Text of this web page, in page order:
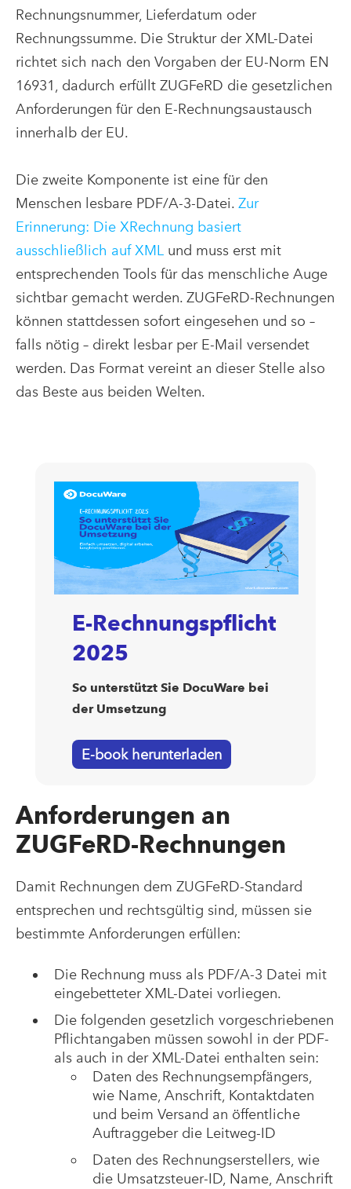
Rechnungsnummer, Lieferdatum oder
Rechnungssumme. Die Struktur der XML-Datei
richtet sich nach den Vorgaben der EU-Norm EN
16931, dadurch erfüllt ZUGFeRD die gesetzlichen
Anforderungen für den E-Rechnungsaustausch
innerhalb der EU.
Die zweite Komponente ist eine für den
Menschen lesbare PDF/A-3-Datei. Zur
Erinnerung: Die XRechnung basiert
ausschließlich auf XML und muss erst mit
entsprechenden Tools für das menschliche Auge
sichtbar gemacht werden. ZUGFeRD-Rechnungen
können stattdessen sofort eingesehen und so –
falls nötig – direkt lesbar per E-Mail versendet
werden. Das Format vereint an dieser Stelle also
das Beste aus beiden Welten.
E-Rechnungspflicht
2025
So unterstützt Sie DocuWare bei
der Umsetzung
E-book herunterladen
Anforderungen an
ZUGFeRD-Rechnungen
Damit Rechnungen dem ZUGFeRD-Standard
entsprechen und rechtsgültig sind, müssen sie
bestimmte Anforderungen erfüllen:
Die Rechnung muss als PDF/A-3 Datei mit
eingebetteter XML-Datei vorliegen.
Die folgenden gesetzlich vorgeschriebenen
Pflichtangaben müssen sowohl in der PDF-
als auch in der XML-Datei enthalten sein:
Daten des Rechnungsempfängers,
wie Name, Anschrift, Kontaktdaten
und beim Versand an öffentliche
Auftraggeber die Leitweg-ID
Daten des Rechnungserstellers, wie
die Umsatzsteuer-ID, Name, Anschrift